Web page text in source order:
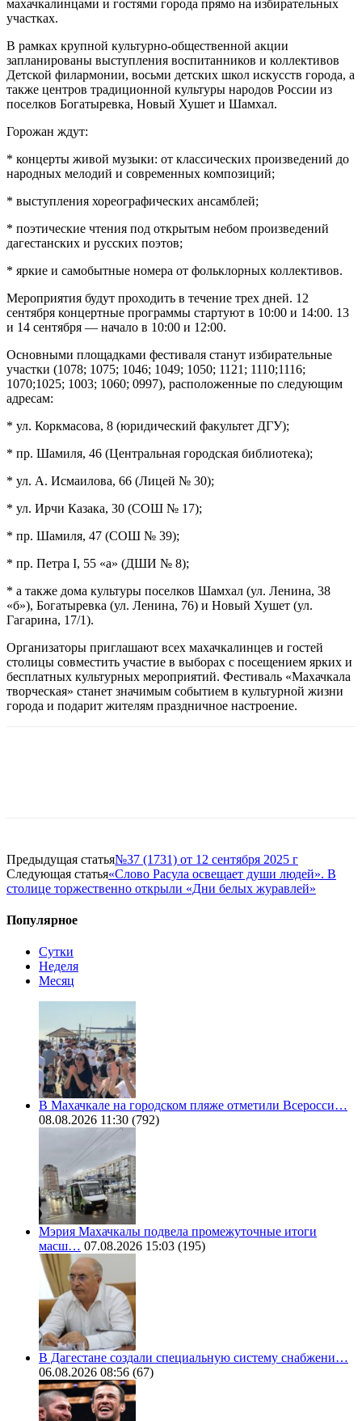
махачкалинцами и гостями города прямо на избирательных
участках.
В рамках крупной культурно-общественной акции
запланированы выступления воспитанников и коллективов
Детской филармонии, восьми детских школ искусств города, а
также центров традиционной культуры народов России из
поселков Богатыревка, Новый Хушет и Шамхал.
Горожан ждут:
* концерты живой музыки: от классических произведений до
народных мелодий и современных композиций;
* выступления хореографических ансамблей;
* поэтические чтения под открытым небом произведений
дагестанских и русских поэтов;
* яркие и самобытные номера от фольклорных коллективов.
Мероприятия будут проходить в течение трех дней. 12
сентября концертные программы стартуют в 10:00 и 14:00. 13
и 14 сентября — начало в 10:00 и 12:00.
Основными площадками фестиваля станут избирательные
участки (1078; 1075; 1046; 1049; 1050; 1121; 1110;1116;
1070;1025; 1003; 1060; 0997), расположенные по следующим
адресам:
* ул. Коркмасова, 8 (юридический факультет ДГУ);
* пр. Шамиля, 46 (Центральная городская библиотека);
* ул. А. Исмаилова, 66 (Лицей № 30);
* ул. Ирчи Казака, 30 (СОШ № 17);
* пр. Шамиля, 47 (СОШ № 39);
* пр. Петра I, 55 «а» (ДШИ № 8);
* а также дома культуры поселков Шамхал (ул. Ленина, 38
«б»), Богатыревка (ул. Ленина, 76) и Новый Хушет (ул.
Гагарина, 17/1).
Организаторы приглашают всех махачкалинцев и гостей
столицы совместить участие в выборах с посещением ярких и
бесплатных культурных мероприятий. Фестиваль «Махачкала
творческая» станет значимым событием в культурной жизни
города и подарит жителям праздничное настроение.
Предыдущая статья№37 (1731) от 12 сентября 2025 г
Следующая статья«Слово Расула освещает души людей». В
столице торжественно открыли «Дни белых журавлей»
Популярное
Сутки
Неделя
Месяц
В Махачкале на городском пляже отметили Всеросси…
08.08.2026 11:30 (792)
Мэрия Махачкалы подвела промежуточные итоги
масш… 07.08.2026 15:03 (195)
В Дагестане создали специальную систему снабжени…
06.08.2026 08:56 (67)